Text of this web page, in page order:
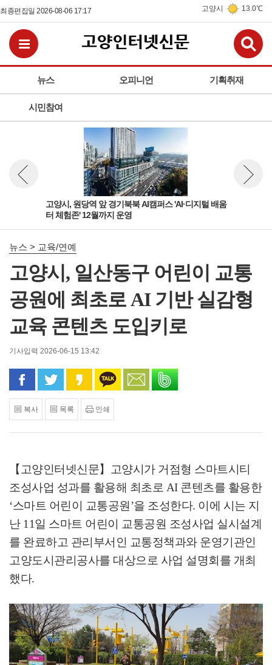
최종편집일 2026-08-06 17:17 고양시 13.0℃
뉴스 오피니언 기획취재
시민참여
전체메뉴보기
고양시, 원당역 앞 경기북북 AI캠퍼스 'AI·디지털 배움
터 체험존' 12월까지 운영
뉴스 이전보기
뉴스 > 교육/연예
고양시, 일산동구 어린이 교통
공원에 최초로 AI 기반 실감형
교육 콘텐츠 도입키로
기사입력 2026-06-15 13:42
페이스북으로 공유
트위터로 공유카카오 스토리로 공유
카카오톡으로 공유
문자로 공유
복사 목록 인쇄
【고양인터넷신문】
고양시가 거점형 스마트시티
조성사업 성과를 활용해 최초로 AI 콘텐츠를 활용한
‘스마트 어린이 교통공원 ’을 조성한다. 이에 시는 지
난 11일 스마트 어린이 교통공원 조성사업 실시설계
를 완료하고 관리부서인 교통정책과와 운영기관인
고양도시관리공사를 대상으로 사업 설명회를 개최
했다.